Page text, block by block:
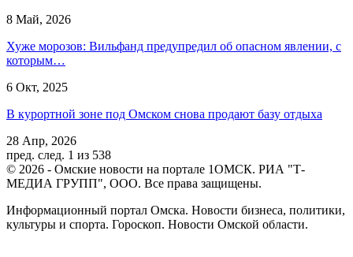
8 Май, 2026
Хуже морозов: Вильфанд предупредил об опасном явлении, с
которым…
6 Окт, 2025
В курортной зоне под Омском снова продают базу отдыха
28 Апр, 2026
пред. след. 1 из 538
© 2026 - Омские новости на портале 1ОМСК. РИА "Т-
МЕДИА ГРУПП", ООО. Все права защищены.
Информационный портал Омска. Новости бизнеса, политики,
культуры и спорта. Гороскоп. Новости Омской области.